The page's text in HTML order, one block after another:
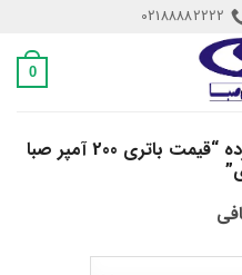
02188882222
0
محصولات برچسب خورده “قیمت باتری 200 آمپر صبا